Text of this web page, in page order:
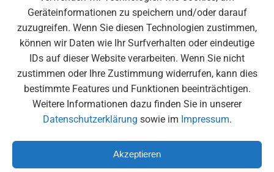
Geräteinformationen zu speichern und/oder darauf
zuzugreifen. Wenn Sie diesen Technologien zustimmen,
können wir Daten wie Ihr Surfverhalten oder eindeutige
IDs auf dieser Website verarbeiten. Wenn Sie nicht
zustimmen oder Ihre Zustimmung widerrufen, kann dies
bestimmte Features und Funktionen beeinträchtigen.
Weitere Informationen dazu finden Sie in unserer
Datenschutzerklärung sowie im Impressum.
Akzeptieren
Olympiahalle
Moscheebesuch der 6. Klassen
Medienscout-Tag beim BR
Tag der Offenen Tür 2026
Archiv
Juli 2026
Mai 2026